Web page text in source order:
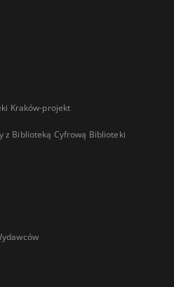
Kraków-projekt
z Biblioteką Cyfrową Biblioteki